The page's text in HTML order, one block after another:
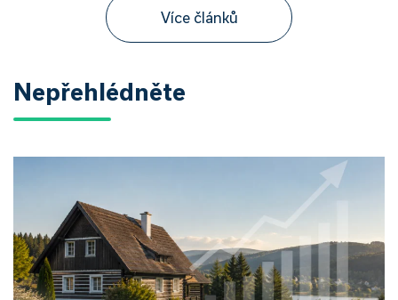
Více článků
Nepřehlédněte